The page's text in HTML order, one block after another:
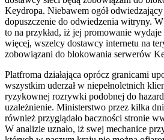
Keydropa. Niebawem ogół
dopuszczenie do odwiedzenia witryny. W
to na przykład, iż jej promowanie
więcej, wszelcy dostawcy internetu na
zobowiązani do blokowania serwerów
Platfroma działająca oprócz granicami
wszystkim uderzał w niepełnoletnich
ryzykownej rozrywki podobnej do
uzależnienie​​. Ministerstwo przez kilka
również przyglądało baczności stronie
W analizie uznało, iż swej mechanice